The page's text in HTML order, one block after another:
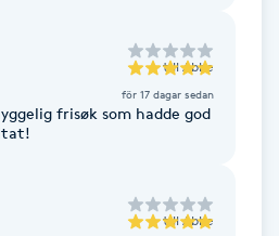
till Abbe
för 17 dagar sedan
frisøk som hadde god
till Abbe